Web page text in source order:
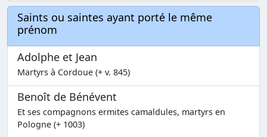
Saints ou saintes ayant porté le même
prénom
Adolphe et Jean
Martyrs à Cordoue (+ v. 845)
Benoît de Bénévent
Et ses compagnons ermites camaldules, martyrs en
Pologne (+ 1003)